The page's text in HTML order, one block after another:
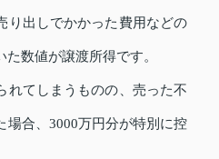
り出しでかかった費用などの
数値が譲渡所得です。
れてしまうものの、売った不
場合、3000万円分が特別に控